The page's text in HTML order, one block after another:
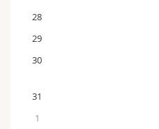
28
29
30
31
1